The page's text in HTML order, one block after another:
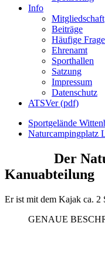
Info
Mitgliedschaft
Beiträge
Häufige
Ehrenamt
Sporthallen
Satzung
Impressum
Datenschutz
ATSVer (pdf)
Sportgelände
Naturcampingplatz
Der Natur-
Kanuabteilung
Er ist mit dem Kajak ca. 2
GENAUE